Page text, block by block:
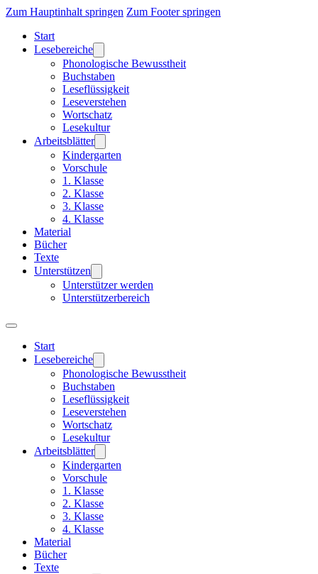
Zum Hauptinhalt springen Zum Footer springen
Start
Lesebereiche
Phonologische Bewusstheit
Buchstaben
Leseflüssigkeit
Leseverstehen
Wortschatz
Lesekultur
Arbeitsblätter
Kindergarten
Vorschule
1. Klasse
2. Klasse
3. Klasse
4. Klasse
Material
Bücher
Texte
Unterstützen
Unterstützer werden
Unterstützerbereich
Start
Lesebereiche
Phonologische Bewusstheit
Buchstaben
Leseflüssigkeit
Leseverstehen
Wortschatz
Lesekultur
Arbeitsblätter
Kindergarten
Vorschule
1. Klasse
2. Klasse
3. Klasse
4. Klasse
Material
Bücher
Texte